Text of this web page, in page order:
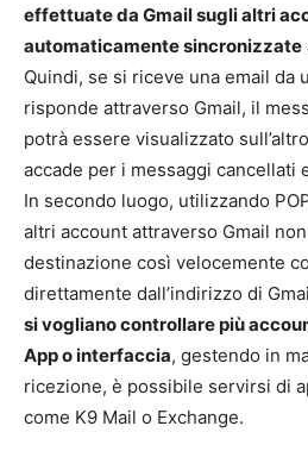
effettuate da Gmail sugli altri
automaticamente sincronizzate
Quindi, se si riceve una email da
risponde attraverso Gmail, il
potrà essere visualizzato
accade per i messaggi cancellati
In secondo luogo, utilizzando
altri account attraverso Gmail
destinazione così velocemente
direttamente dall’indirizzo di
si vogliano controllare più
App o interfaccia, gestendo in
ricezione, è possibile servirsi di
come K9 Mail o Exchange.